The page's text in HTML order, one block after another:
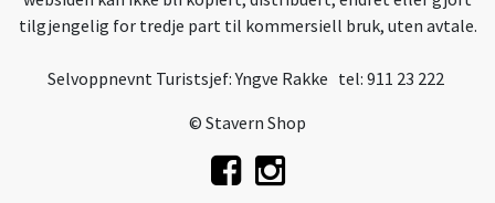
tilgjengelig for tredje part til kommersiell bruk, uten avtale.
Selvoppnevnt Turistsjef: Yngve Rakke tel: 911 23 222
© Stavern Shop